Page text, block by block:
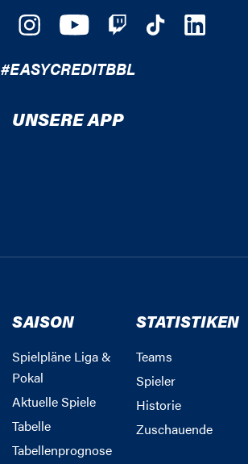
#EASYCREDITBBL
UNSERE APP
SAISON
Spielpläne Liga &
Pokal
Aktuelle Spiele
Tabelle
Tabellenprognose
STATISTIKEN
Teams
Spieler
Historie
Zuschauende